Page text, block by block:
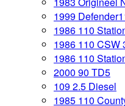
1999
1986 110
1986 110 CSW
1986 110
2000 90 TD5
109 2.5 Diesel
1985 110